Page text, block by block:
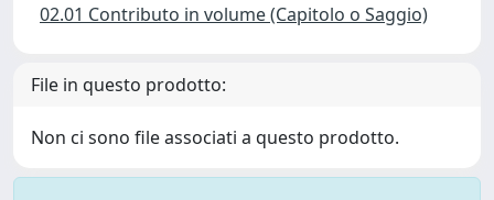
02.01 Contributo in volume (Capitolo o Saggio)
File in questo prodotto:
Non ci sono file associati a questo prodotto.